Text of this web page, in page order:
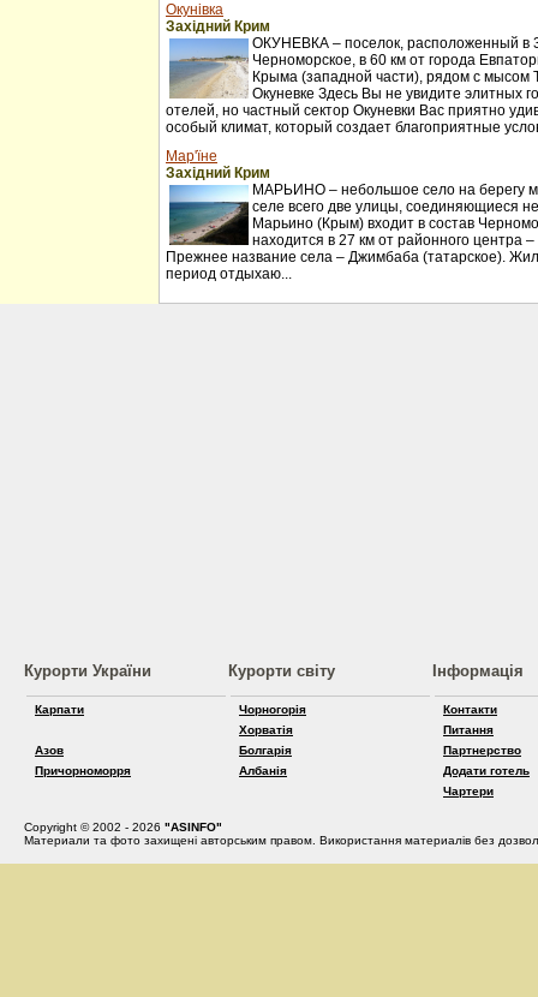
Окунівка
Західний Крим
ОКУНЕВКА – поселок, расположенный в
Черноморское, в 60 км от города
Крыма (западной части), рядом с мысом
Окуневке Здесь Вы не увидите элитных
отелей, но частный сектор Окуневки Вас приятно
особый климат, который создает благоприятные
Мар'їне
Західний Крим
МАРЬИНО – небольшое село на берегу
селе всего две улицы, соединяющиеся
Марьино (Крым) входит в состав
находится в 27 км от районного центра
Прежнее название села – Джимбаба (татарское).
период отдыхаю...
Курорти України
Карпати
Азов
Причорноморря
Курорти світу
Чорногорія
Хорватія
Болгарія
Албанія
Інформація
Контакти
Питання
Партнерство
Додати готель
Чартери
Copyright © 2002 - 2026 "ASINFO"
Материали та фото захищені авторським правом. Використання материалів без